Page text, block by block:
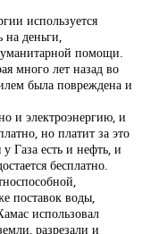
используется
на деньги,
помощи.
много лет назад во
была повреждена и
и электроэнергию, и
но платит за это
Газа есть и нефть, и
бесплатно.
поставок воды,
использовал
разрезали и